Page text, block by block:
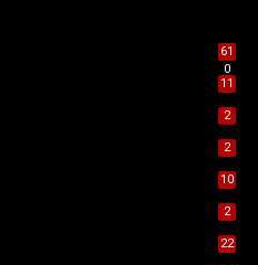
61
0
11
2
2
10
2
22